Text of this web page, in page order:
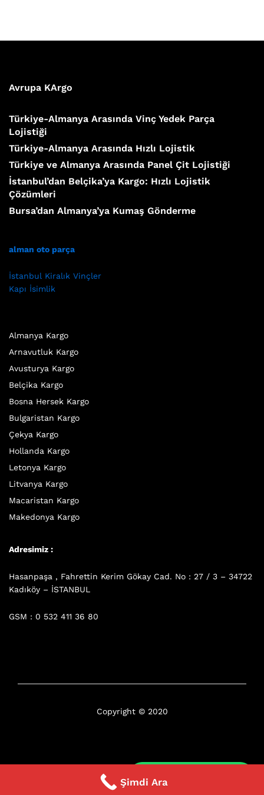
Avrupa KArgo
Türkiye-Almanya Arasında Vinç Yedek Parça
Lojistiği
Türkiye-Almanya Arasında Hızlı Lojistik
Türkiye ve Almanya Arasında Panel Çit Lojistiği
İstanbul’dan Belçika’ya Kargo: Hızlı Lojistik
Çözümleri
Bursa’dan Almanya’ya Kumaş Gönderme
alman oto parça
İstanbul Kiralık Vinçler
Kapı İsimlik
Almanya Kargo
Arnavutluk Kargo
Avusturya Kargo
Belçika Kargo
Bosna Hersek Kargo
Bulgaristan Kargo
Çekya Kargo
Hollanda Kargo
Letonya Kargo
Litvanya Kargo
Macaristan Kargo
Makedonya Kargo
Adresimiz :
Hasanpaşa , Fahrettin Kerim Gökay Cad. No : 27 / 3 – 34722
Kadıköy – İSTANBUL
GSM : 0 532 411 36 80
Copyright © 2020
Şimdi Ara